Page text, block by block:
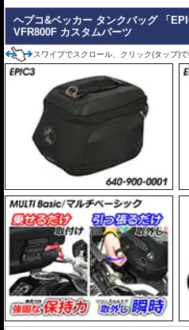
ヘプコ&ベッカー タンクバッグ 「
VFR800F カスタムパーツ
スワイプでスクロール、クリック(タップ)